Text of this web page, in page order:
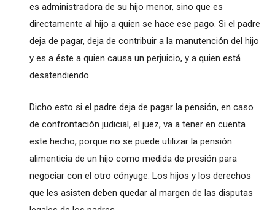
es administradora de su hijo menor, sino que es
directamente al hijo a quien se hace ese pago. Si el padre
deja de pagar, deja de contribuir a la manutención del hijo
y es a éste a quien causa un perjuicio, y a quien está
desatendiendo.
Dicho esto si el padre deja de pagar la pensión, en caso
de confrontación judicial, el juez, va a tener en cuenta
este hecho, porque no se puede utilizar la pensión
alimenticia de un hijo como medida de presión para
negociar con el otro cónyuge. Los hijos y los derechos
que les asisten deben quedar al margen de las disputas